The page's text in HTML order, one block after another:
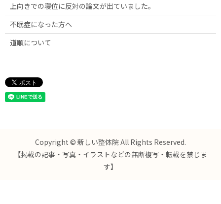
上向きでの寝位に反対の論文が出ていました。
不眠症になった方へ
道順について
Copyright © 新しい整体院 All Rights Reserved.
【掲載の記事・写真・イラストなどの無断複写・転載を禁じま
す】